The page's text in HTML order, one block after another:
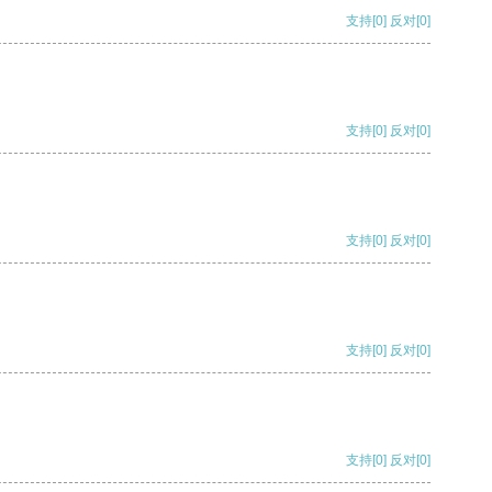
支持[0] 反对[0]
支持[0] 反对[0]
支持[0] 反对[0]
支持[0] 反对[0]
支持[0] 反对[0]